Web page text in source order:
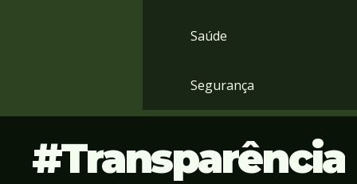
Saúde
Segurança
Transparência